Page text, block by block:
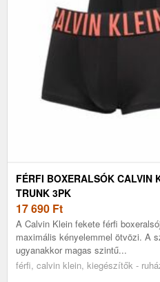
FÉRFI BOXERALSÓK CALVIN
TRUNK 3PK
17 690 Ft
A Calvin Klein fekete férfi
maximális kényelemmel ötvözi. A
ugyanakkor magas szintű...
férfi, calvin klein, kiegészítők -